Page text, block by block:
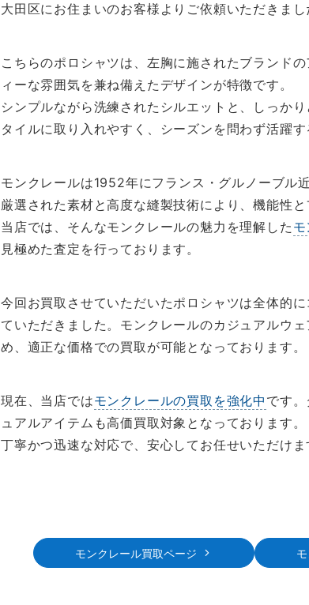
大田区にお住まいのお客様よりご依頼いただきまし
こちらのポロシャツは、左胸に施されたブランド
ィーな雰囲気を兼ね備えたデザインが特徴です。
シンプルながら洗練されたシルエットと、しっか
タイルに取り入れやすく、シーズンを問わず活躍
モンクレールは1952年にフランス・グルノーブル
厳選された素材と高度な縫製技術により、機能性
当店では、そんなモンクレールの魅力を理解した
見極めた査定を行っております。
今回お買取させていただいたポロシャツは全体的
ていただきました。モンクレールのカジュアルウ
め、適正な価格での買取が可能となっております。
現在、当店ではモンクレールの買取を強化中 です
ュアルアイテムも高価買取対象となっております。
丁寧かつ迅速な対応で、安心してお任せいただけ
モンクレール買取ページ